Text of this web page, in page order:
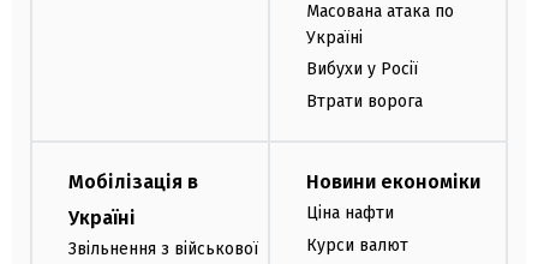
Масована атака по
Україні
Вибухи у Росії
Втрати ворога
Мобілізація в
Україні
Звільнення з військової
Новини економіки
Ціна нафти
Курси валют